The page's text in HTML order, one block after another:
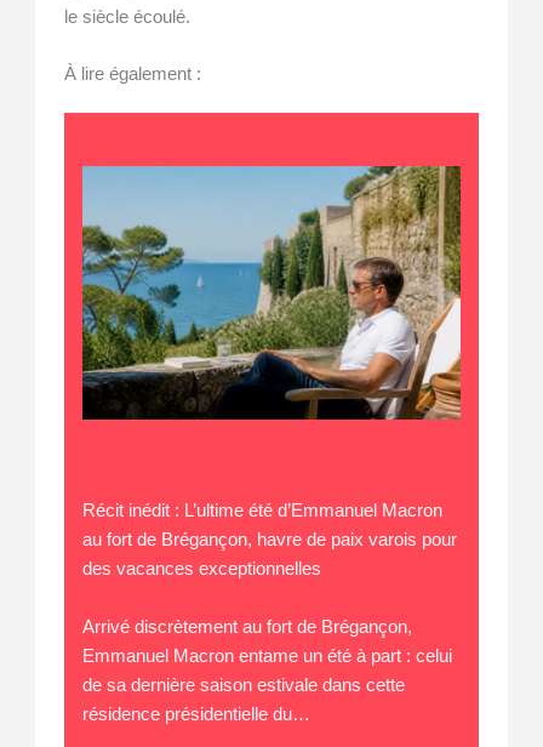
le siècle écoulé.
À lire également :
Récit inédit : L’ultime été d’Emmanuel Macron
au fort de Brégançon, havre de paix varois pour
des vacances exceptionnelles
Arrivé discrètement au fort de Brégançon,
Emmanuel Macron entame un été à part : celui
de sa dernière saison estivale dans cette
résidence présidentielle du…